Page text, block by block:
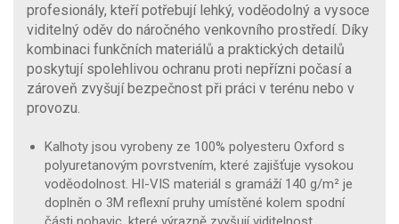
profesionály, kteří potřebují lehký, voděodolný a vysoce
viditelný oděv do náročného venkovního prostředí. Díky
kombinaci funkčních materiálů a praktických detailů
poskytují spolehlivou ochranu proti nepřízni počasí a
zároveň zvyšují bezpečnost při práci v terénu nebo v
provozu.
Kalhoty jsou vyrobeny ze 100% polyesteru Oxford s
polyuretanovým povrstvením, které zajišťuje vysokou
voděodolnost. HI-VIS materiál s gramáží 140 g/m² je
doplněn o 3M reflexní pruhy umístěné kolem spodní